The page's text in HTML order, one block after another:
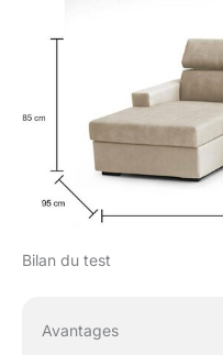
Bilan du test
Avantages